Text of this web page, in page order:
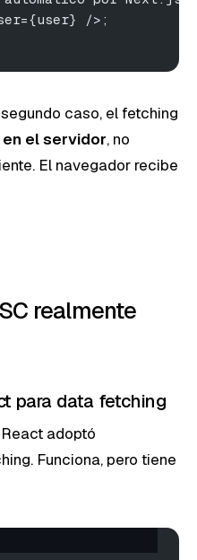
/>;
segundo caso, el fetching
el servidor, no
El navegador recibe
realmente
para data fetching
adoptó
Funciona, pero tiene